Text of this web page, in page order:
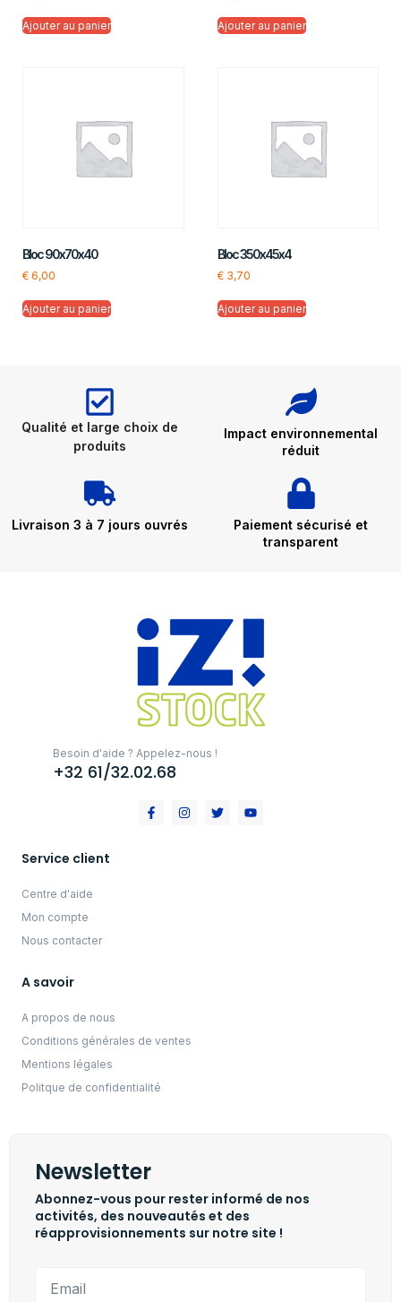
Ajouter au panier Ajouter au panier
Bloc 90x70x40
€ 6,00
Ajouter au panier
Bloc 350x45x4
€3,70
Ajouter au panier
Qualité et large choix de
produits
Impact environnemental
réduit
Livraison 3 à 7 jours ouvrés
Paiement sécurisé et
transparent
Besoin d'aide ? Appelez-nous !
+32 61/32.02.68
Service client
Centre d'aide
Mon compte
Nous contacter
A savoir
A propos de nous
Conditions générales de ventes
Mentions légales
Politque de confidentialité
Newsletter
Abonnez-vous pour rester informé de nos
activités, des nouveautés et des
réapprovisionnements sur notre site !